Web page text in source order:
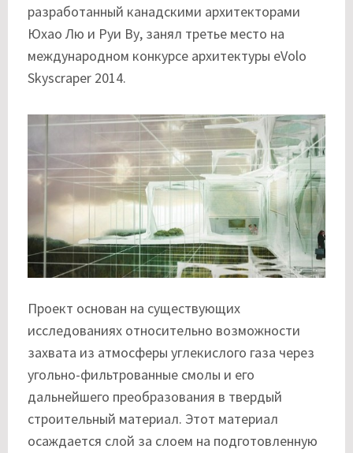
разработанный канадскими архитекторами
Юхао Лю и Руи Ву, занял третье место на
международном конкурсе архитектуры eVolo
Skyscraper 2014.
Проект основан на существующих
исследованиях относительно возможности
захвата из атмосферы углекислого газа через
угольно-фильтрованные смолы и его
дальнейшего преобразования в твердый
строительный материал. Этот материал
осаждается слой за слоем на подготовленную